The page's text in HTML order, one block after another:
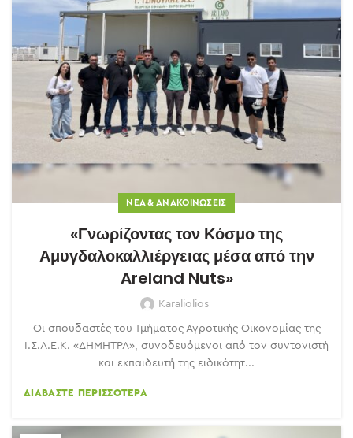
ΝΈΑ & ΑΝΑΚΟΙΝΏΣΕΙΣ
«Γνωρίζοντας τον Κόσμο της
Αμυγδαλοκαλλιέργειας μέσα από την
Areland Nuts»
Karaliolios
Οι σπουδαστές του Τμήματος Αγροτικής Οικονομίας της
Ι.Σ.Α.Ε.Κ. «ΔΗΜΗΤΡΑ», συνοδευόμενοι από τον συντονιστή
και εκπαιδευτή της ειδικότητ...
ΔΙΑΒΆΣΤΕ ΠΕΡΙΣΣΌΤΕΡΑ